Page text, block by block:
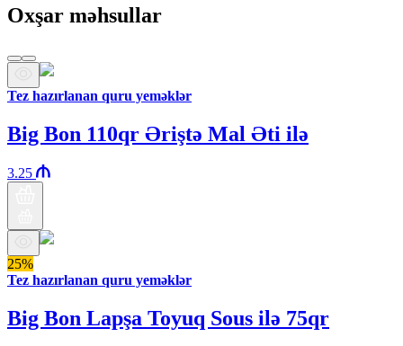
Oxşar məhsullar
Tez hazırlanan quru yeməklər
Big Bon 110qr Əriştə Mal Əti ilə
3.25
25%
Tez hazırlanan quru yeməklər
Big Bon Lapşa Toyuq Sous ilə 75qr